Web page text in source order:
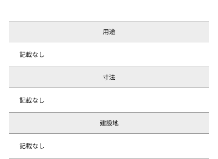
用途
記載なし
寸法
記載なし
建設地
記載なし